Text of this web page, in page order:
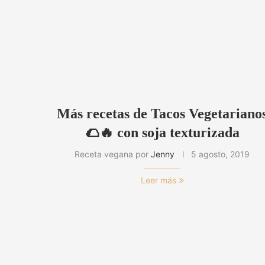
Más recetas de Tacos
🌮🔥 con soja texturizada
Receta vegana porJenny 5 agosto, 2019
Leer más